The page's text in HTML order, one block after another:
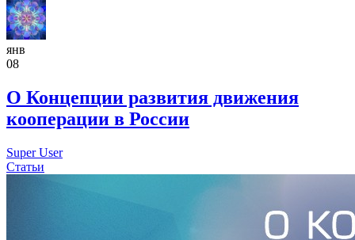
янв
08
О Концепции развития движения
кооперации в России
Super User
Статьи